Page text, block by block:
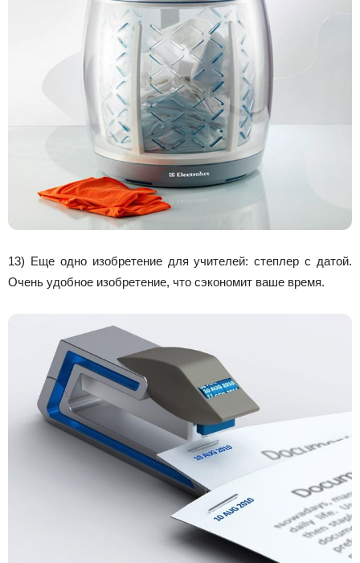
13) Еще одно изобретение для учителей: степлер с датой.
Очень удобное изобретение, что сэкономит ваше время.